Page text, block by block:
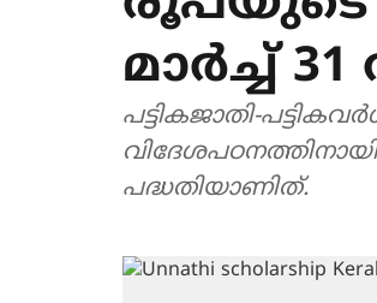
മാർച്ച്
പട്ടികജാതി-പട്ടികവർഗ
പദ്ധതിയാണിത്.